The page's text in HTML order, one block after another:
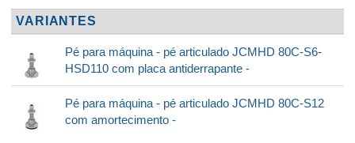
VARIANTES
Pé para máquina - pé articulado JCMHD 80C-S6-
HSD110 com placa antiderrapante -
Pé para máquina - pé articulado JCMHD 80C-S12
com amortecimento -